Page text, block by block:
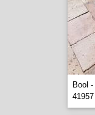
Bool -
41957